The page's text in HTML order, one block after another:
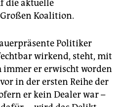
die aktuelle
Koalition.
Politiker
wirkend, steht, mit
immer er erwischt worden
in der ersten Reihe der
er kein Dealer war –